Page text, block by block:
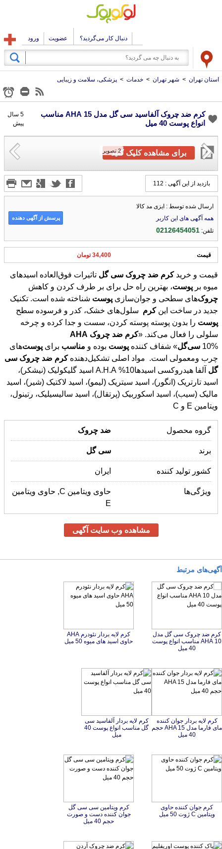
دنبال کار می‌گردید؟ عضویت ورود
استان تهران > شهر تهران > خدمات > پزشکی، سلامت و زیبایی
کرم ضد چروک آلفاسید سی گل مدل 15 AHA مناسب
انواع پوست 40 میل
5 سال
پیش
2 تصویربرای مشاهده کلیک کنید
بازدید از این آگهی : 112
ارسال شده توسط : ایزی مد کالا
همه آگهی های این کاربر
تلفن:02126454051
پرسش از آگهی دهنده
قیمت 34,400 تومان
قیمت و خریدکرم ضد چروک سی گل تاثیرات فوق‌العاده اسیدهای
میوه بر پوست، بهترین راه حل برای بر طرف کردن و کاهش
چروک‌های سطحی و جوان‌سازی پوست شناخته شده است. تکنیک
جدید در ساخت اینکرم سلول‌های خشک، کدر و فرسوده سطح
پوست را بدون پوسته پوسته کردن، سست و جدا کرده و چرخه
سلولی را فعال می‌کند. «کرم ضد چروک AHA
10% سیگل» شفاف کننده پوست بوده و مناسب برای پوست‌های
چرب ومعمولی است. مواد اصلی تشکیل‌دهندهکرم ضد چروک سی
گل
آلفا هیدروکسی اسیدها10% A.H.A اسید گلیکولیک (نیشکر)،
اسید تارتریک (انگور)، اسید سیتریک (لیمو)، اسید لاکتیک (شیر)، اسید
مالیک (سیب)، اسید اسکوربیک (پرتقال)، اسید سالیسیلیک، رتینول،
ویتامین E و C
گروه محصول ضد چروک
برند سی گل
کشور تولید کننده ایران
ویژگی‌ها
حاوی ویتامین C, حاوی ویتامین
E
مشاهده وب سایت آگهی
آگهی‌های مرتبط
کرم ضد چروک سی گل مدل
10 AHA مناسب انواع پوست
40 میل
کرم لایه بردار نئودرم AHA
حاوی اسید های میوه 50 میل
کرم لایه بردار جوان کننده
مای فارما مدل AHA 15 حجم
40 میل
کرم لایه بردار آلفاسید سی
گل مناسب انواع پوست 40
میل
کرم جوان کننده حاوی
ویتامین C ژوت 50 میل
کرم ویتامین سی سی گل
جوان کننده دست و صورت
حجم 40 میل